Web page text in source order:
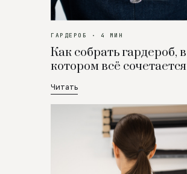
ГАРДЕРОБ · 4 МИН
Как собрать гардероб, в
котором всё сочетается
Читать